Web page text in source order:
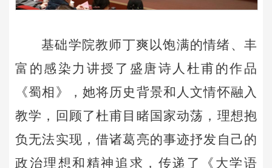
基础学院教师丁爽以饱满的情绪、丰
富的感染力讲授了盛唐诗人杜甫的作品
《蜀相》，她将历史背景和人文情怀融入
教学，回顾了杜甫目睹国家动荡，理想抱
负无法实现，借诸葛亮的事迹抒发自己的
政治理想和精神追求，传递了《大学语